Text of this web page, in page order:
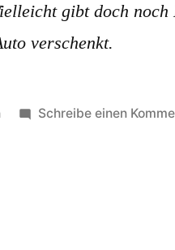
gibt doch noch
verschenkt.
Schreibe einen